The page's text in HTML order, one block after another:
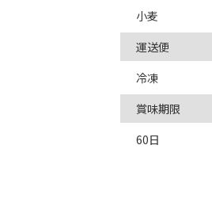
小麦
運送便
冷凍
賞味期限
60日